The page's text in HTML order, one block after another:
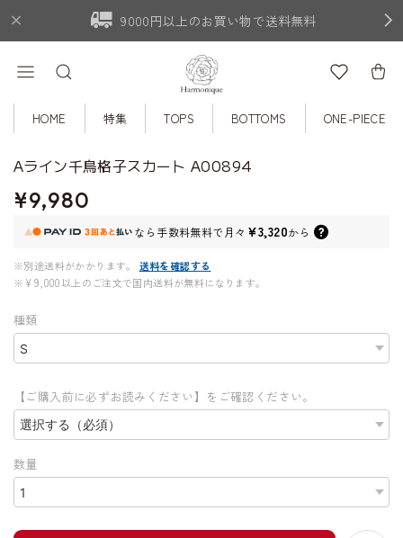
9000円以上のお買い物で送料無料
HOME 特集 TOPS BOTTOMS ONE-PIECE
Aライン千鳥格子スカート A00894
¥9,980
なら 手数料無料で月々 ¥3,320から
※別途送料がかかります。
送料を確認する
※¥9,000以上のご注文で国内送料が無料になります。
種類
【ご購入前に必ずお読みください】をご確認ください。
数量